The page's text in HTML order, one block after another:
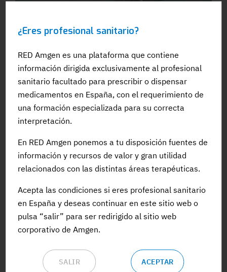
¿Eres profesional sanitario?
RED Amgen es una plataforma que contiene
información dirigida exclusivamente al profesional
sanitario facultado para prescribir o dispensar
medicamentos en España, con el requerimiento de
una formación especializada para su correcta
interpretación.
En RED Amgen ponemos a tu disposición fuentes de
información y recursos de valor y gran utilidad
relacionados con las distintas áreas terapéuticas.
Acepta las condiciones si eres profesional sanitario
en España y deseas continuar en este sitio web o
pulsa “salir” para ser redirigido al sitio web
corporativo de Amgen.
SALIR ACEPTAR
Avances en la monitorización del MM con vistas a
#Biopsialiquida
#EnfermedadMinimaResidual
#MielomaMultiple
#PracticaClinica
#IMW
#NovedadesCientificas
30 JUN 2022
Un estudio español confirma la utilidad de la biopsia
múltiple